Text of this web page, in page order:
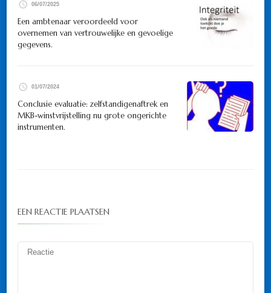
06/07/2025
Een ambtenaar veroordeeld voor
overnemen van vertrouwelijke en gevoelige
gegevens.
01/07/2024
Conclusie evaluatie: zelfstandigenaftrek en
MKB-winstvrijstelling nu grote ongerichte
instrumenten.
EEN REACTIE PLAATSEN